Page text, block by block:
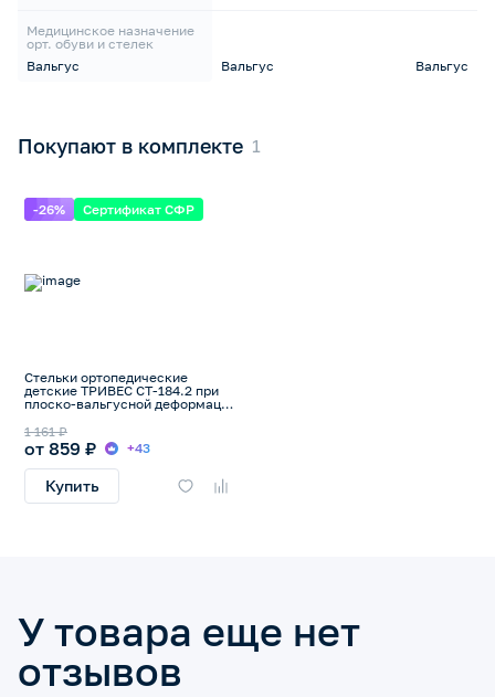
Медицинское назначение
орт. обуви и стелек
Вальгус
Вальгус Вальгус
Покупают в комплекте
-26% Сертификат СФР
Стельки ортопедические
детские ТРИВЕС СТ-184.2 при
плоско-вальгусной деформации
от 859 ₽
1 161 ₽
+43
Купить
У товара еще нет
отзывов